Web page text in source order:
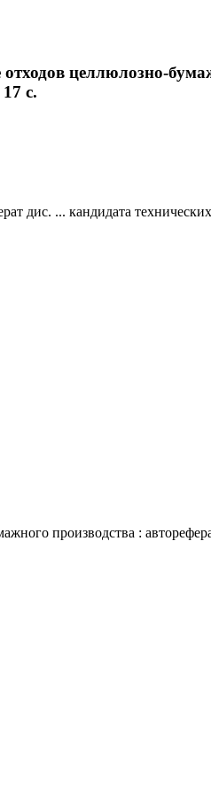
целлюлозно-
с.
дис. ... кандидата
производства :